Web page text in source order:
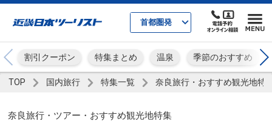
首都圏発
割引クーポン 特集まとめ 温泉 季節のおすすめ
TOP 国内旅行 特集一覧 奈良旅行・おすすめ観光地特
奈良旅行・ツアー・おすすめ観光地特集